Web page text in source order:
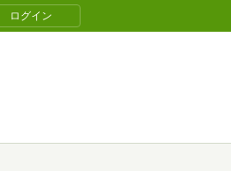
ログイン